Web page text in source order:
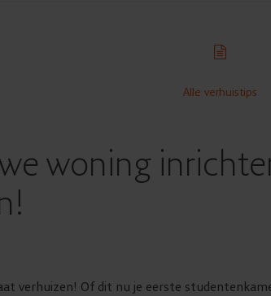
Alle verhuistips
woning
verhuizen! Of dit nu je eerste